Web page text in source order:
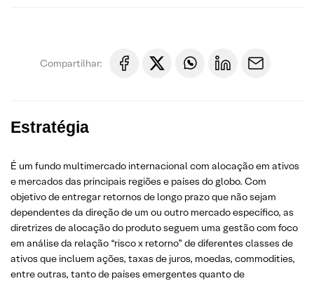
Compartilhar:
Estratégia
É um fundo multimercado internacional com alocação em ativos
e mercados das principais regiões e países do globo. Com
objetivo de entregar retornos de longo prazo que não sejam
dependentes da direção de um ou outro mercado específico, as
diretrizes de alocação do produto seguem uma gestão com foco
em análise da relação “risco x retorno” de diferentes classes de
ativos que incluem ações, taxas de juros, moedas, commodities,
entre outras, tanto de países emergentes quanto de